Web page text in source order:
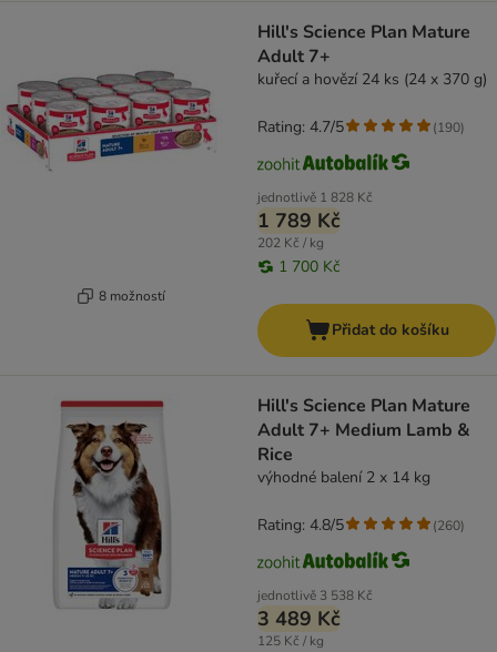
8 možností
Hill's Science Plan Mature
Adult 7+
kuřecí a hovězí 24 ks (24 x 370 g)
jednotlivě 1 828 Kč
1 789 Kč
202 Kč / kg
1 700 Kč
Rating: 4.7/5 (190)
Přidat do košíku
Hill's Science Plan Mature
Adult 7+ Medium Lamb &
Rice
výhodné balení 2 x 14 kg
jednotlivě 3 538 Kč
3 489 Kč
125 Kč / kg
Rating: 4.8/5 (260)